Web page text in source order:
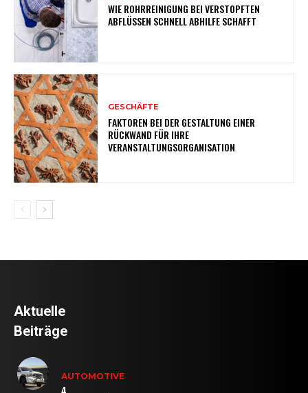
WIE ROHRREINIGUNG BEI VERSTOPFTEN
ABFLÜSSEN SCHNELL ABHILFE SCHAFFT
GESCHÄFTE
FAKTOREN BEI DER GESTALTUNG EINER
RÜCKWAND FÜR IHRE
VERANSTALTUNGSORGANISATION
Aktuelle
Beiträge
AUTOMOTIVE